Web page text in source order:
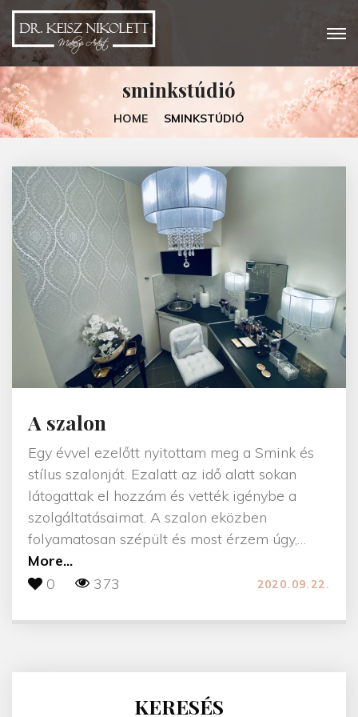
sminkstúdió
HOME SMINKSTÚDIÓ
A szalon
Egy évvel ezelőtt nyitottam meg a Smink és
stílus szalonját. Ezalatt az idő alatt sokan
látogattak el hozzám és vették igénybe a
szolgáltatásaimat. A szalon eközben
folyamatosan szépült és most érzem úgy,…
More..."
A
z
l
0 373 2020.09.22.
KERESÉS